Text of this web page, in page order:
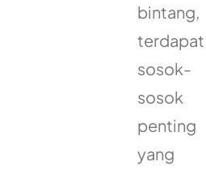
bintang,
terdapat
sosok-
sosok
penting
yang